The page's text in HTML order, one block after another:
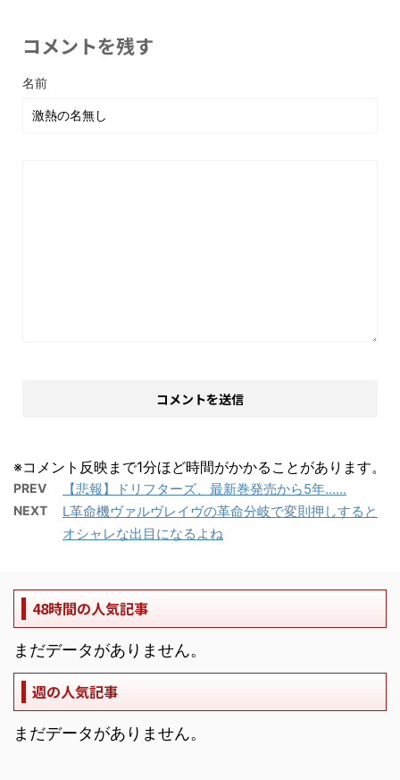
コメントを残す
名前
※コメント反映まで1分ほど時間がかかることがあります。
PREV 【悲報】ドリフターズ、最新巻発売から5年……
NEXT
L革命機ヴァルヴレイヴの革命分岐で変則押しすると
オシャレな出目になるよね
48時間の人気記事
まだデータがありません。
週の人気記事
まだデータがありません。